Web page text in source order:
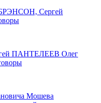
БРЭНСОН, Сергей
ПАНТЕЛЕЕВ Олег
Мошева